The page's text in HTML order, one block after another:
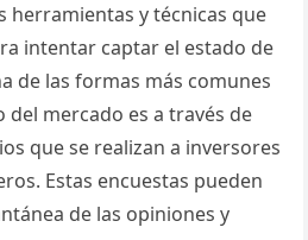
herramientas y técnicas que
intentar captar el estado de
de las formas más comunes
mercado es a través de
que se realizan a inversores
Estas encuestas pueden
de las opiniones y